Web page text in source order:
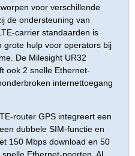
voor verschillende
de ondersteuning van
carrier standaarden is
grote hulp voor operators bij
De Milesight UR32
ook 2 snelle Ethernet-
internettoegang
router GPS integreert een
dubbele SIM-functie en
150 Mbps download en 50